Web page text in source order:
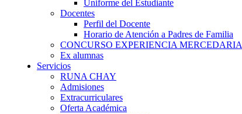
Uniforme del Estudiante
Docentes
Perfil del Docente
Horario de Atención a Padres de Familia
CONCURSO EXPERIENCIA MERCEDARIA
Ex alumnas
Servicios
RUNA CHAY
Admisiones
Extracurriculares
Oferta Académica